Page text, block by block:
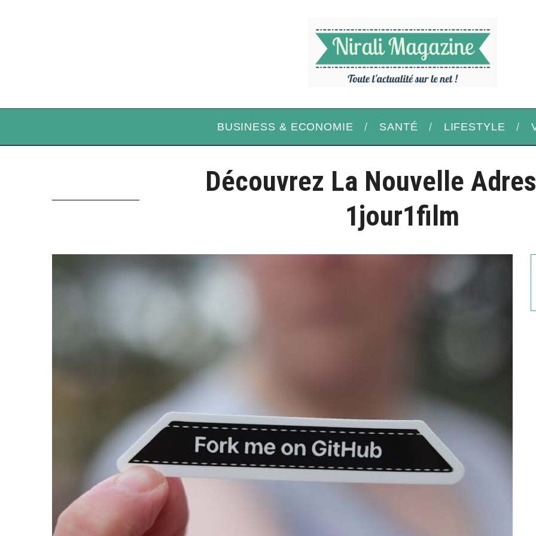
BUSINESS & ECONOMIE SANTÉ LIFESTYLE
Découvrez La Nouvelle
1jour1film